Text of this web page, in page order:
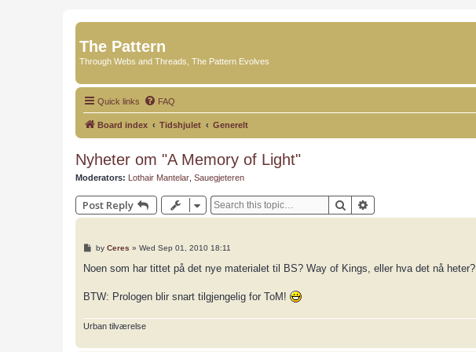
The Pattern
Through Webs and Threads, The Pattern Evolves
Quick links FAQ
Board index Tidshjulet Generelt
Nyheter om "A Memory of Light"
Moderators: Lothair Mantelar Sauegjeteren
Post Reply Search
P
s
by Ceres » Wed Sep 01, 2010 18:11
Noen som har tittet på det nye materialet til BS? Way of Kings, eller hva det nå heter?
BTW: Prologen blir snart tilgjengelig for ToM!
Urban tilværelse